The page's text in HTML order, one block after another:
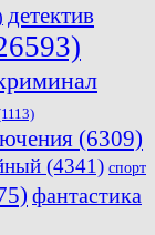
детектив
(6309)
(4341) спорт
фантастика